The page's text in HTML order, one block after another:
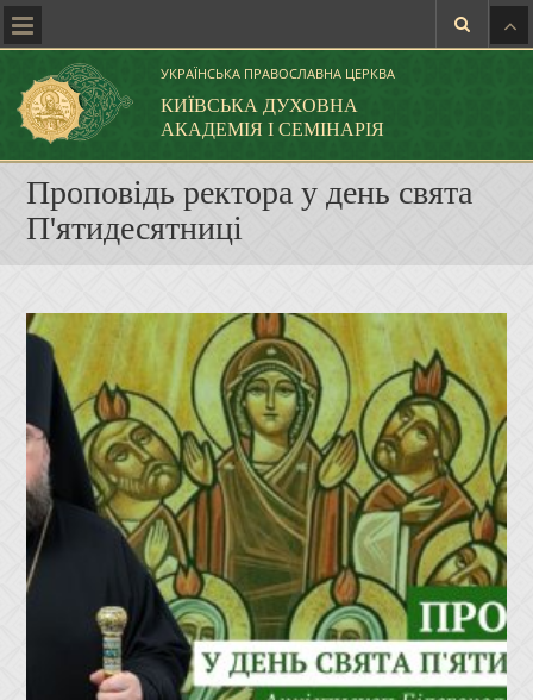
УКРАЇНСЬКА ПРАВОСЛАВНА ЦЕРКВА
КИЇВСЬКА ДУХОВНА
АКАДЕМІЯ І СЕМІНАРІЯ
Проповідь ректора у день свята
П'ятидесятниці